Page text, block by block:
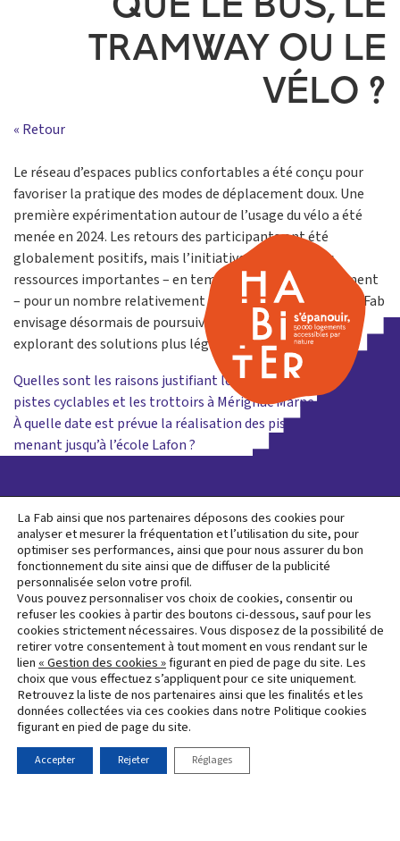
TRAMWAY OU LE
VÉLO ?
« Retour
Le réseau d’espaces publics confortables a été conçu pour
favoriser la pratique des modes de déplacement doux. Une
première expérimentation autour de l’usage du vélo a été
menée en 2024. Les retours des participants ont été
globalement positifs, mais l’initiative a mobilisé des
ressources importantes – en temps comme en financement
– pour un nombre relativement limité de participants. La Fab
envisage désormais de poursuivre cette démarche en
explorant des solutions plus légères et moins coûteuses.
Navigation
de
l’article
Quelles sont les raisons justifiant le choix du blanc pour les
pistes cyclables et les trottoirs à Mérignac Marne Soleil ?
À quelle date est prévue la réalisation des pistes cyclables
menant jusqu’à l’école Lafon ?
L’opération d’aménagement Mérignac Soleil, plus
grande opération de renaturation en France, est
lauréate du programme national "Démonstrateurs de la
Ville Durable", piloté par France 2030.
AccueilMentions
légales
Protection
des
données
personnelles
Contact
La Fab ainsi que nos partenaires déposons des cookies pour
analyser et mesurer la fréquentation et l’utilisation du site, pour
optimiser ses performances, ainsi que pour nous assurer du bon
fonctionnement du site ainsi que de diffuser de la publicité
personnalisée selon votre profil.
Vous pouvez personnaliser vos choix de cookies, consentir ou
refuser les cookies à partir des boutons ci-dessous, sauf pour les
cookies strictement nécessaires. Vous disposez de la possibilité de
retirer votre consentement à tout moment en vous rendant sur le
lien « Gestion des cookies »figurant en pied de page du site. Les
choix que vous effectuez s’appliquent pour ce site uniquement.
Retrouvez la liste de nos partenaires ainsi que les finalités et les
données collectées via ces cookies dans notre Politique cookies
figurant en pied de page du site.
Accepter Rejeter Réglages